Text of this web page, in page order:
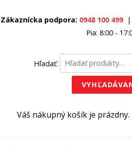
Zákaznícka podpora: 0948 100 499|
Pia: 8:00 -
Hľadať:
Váš nákupný košík je